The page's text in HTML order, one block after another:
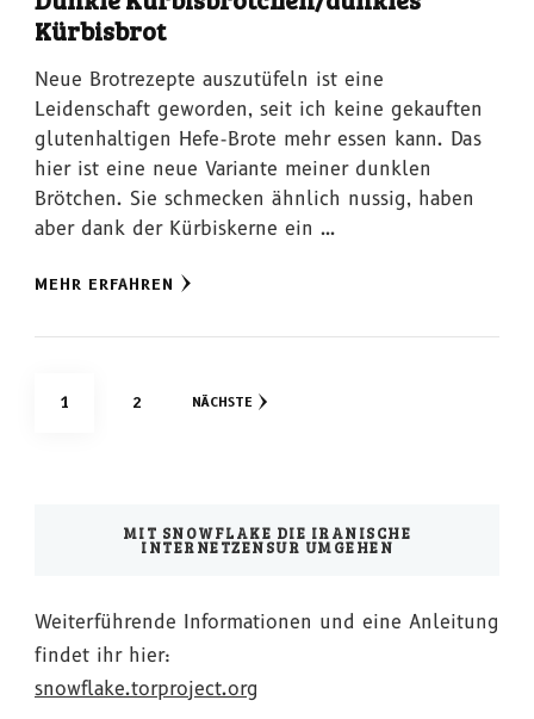
Kürbisbrot
Neue Brotrezepte auszutüfeln ist eine
Leidenschaft geworden, seit ich keine gekauften
glutenhaltigen Hefe-Brote mehr essen kann. Das
hier ist eine neue Variante meiner dunklen
Brötchen. Sie schmecken ähnlich nussig, haben
aber dank der Kürbiskerne ein …
MEHR ERFAHREN
Seitennummerierung
SEITE
1 SEITE
2 NÄCHSTE
MIT SNOWFLAKE DIE IRANISCHE
INTERNETZENSUR UMGEHEN
Weiterführende Informationen und eine Anleitung
findet ihr hier:
snowflake.torproject.org